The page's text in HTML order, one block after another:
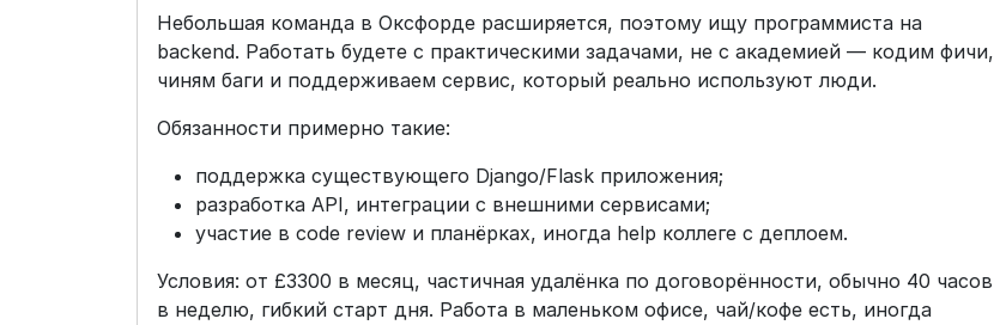
Небольшая команда в Оксфорде расширяется, поэтому ищу программиста на
backend. Работать будете с практическими задачами, не с академией — кодим фичи,
чиням баги и поддерживаем сервис, который реально используют люди.
Обязанности примерно такие:
поддержка существующего Django/Flask приложения;
разработка API, интеграции с внешними сервисами;
участие в code review и планёрках, иногда help коллеге с деплоем.
Условия: от £3300 в месяц, частичная удалёнка по договорённости, обычно 40 часов
в неделю, гибкий старт дня. Работа в маленьком офисе, чай/кофе есть, иногда